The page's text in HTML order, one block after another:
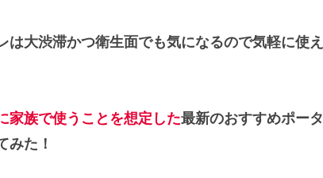
は大渋滞かつ衛生面でも気になるので気軽に使え
家族で使うことを想定した最新のおすすめポータ
みた！